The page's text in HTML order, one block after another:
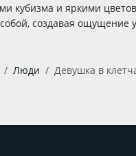
кубизма и яркими
создавая ощущение
Люди Девушка в